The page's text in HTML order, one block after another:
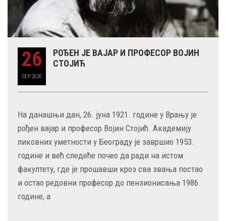
26
SEP 2020
РОЂЕН ЈЕ ВАЈАР И ПРОФЕСОР ВОЈИН
СТОЈИЋ
На данашњи дан, 26. јуна 1921. године у Врању је
рођен вајар и професор Војин Стојић. Академију
ликовних уметности у Београду је завршио 1953.
године и већ следеће почео да ради на истом
факултету, где је прошавши кроз сва звања постао
и остао редовни професор до пензионисања 1986.
године, а